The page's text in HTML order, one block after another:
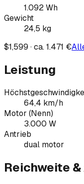
1.092Wh
Gewicht
24,5 kg
$1,599 · ca. 1.471 €
Leistung
64,4 km/h
Motor (Nenn)
3.000 W
Antrieb
dual motor
Reichweite